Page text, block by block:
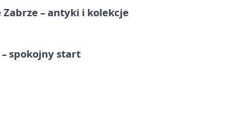
Zabrze – antyki i kolekcje
spokojny start